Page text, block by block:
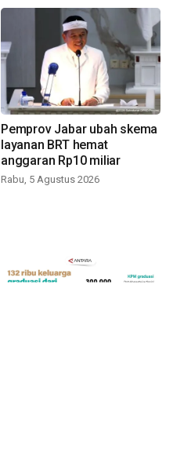
Pemprov Jabar ubah skema
layanan BRT hemat
anggaran Rp10 miliar
Rabu, 5 Agustus 2026